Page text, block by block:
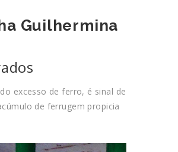
Guilhermina
excesso de ferro, é sinal de
de ferrugem propicia